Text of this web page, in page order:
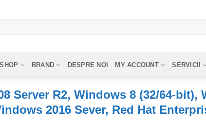
SHOP BRAND DESPRE NOI MY ACCOUNT SERVICII
Server R2, Windows 8 (32/64-
2016 Sever, Red Hat